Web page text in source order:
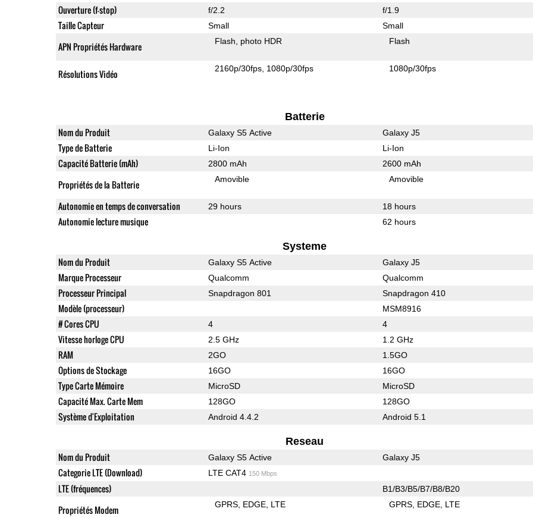
Ouverture (f-stop) f/2.2 f/1.9
Taille Capteur Small Small
APN Propriétés Hardware Flash photo HDR Flash
Résolutions Vidéo 2160p/30fps 1080p/30fps 1080p/30fps
Batterie
Nom du Produit Galaxy S5 Active Galaxy J5
Type de Batterie Li-Ion Li-Ion
Capacité Batterie (mAh) 2800 mAh 2600 mAh
Propriétés de la Batterie Amovible Amovible
Autonomie en temps de conversation 29 hours 18 hours
Autonomie lecture musique 62 hours
Systeme
Nom du Produit Galaxy S5 Active Galaxy J5
Marque Processeur Qualcomm Qualcomm
Processeur Principal Snapdragon 801 Snapdragon 410
Modèle (processeur) MSM8916
# Cores CPU 4 4
Vitesse horloge CPU 2.5 GHz 1.2 GHz
RAM 2GO 1.5GO
Options de Stockage 16GO 16GO
Type Carte Mémoire MicroSD MicroSD
Capacité Max. Carte Mem 128GO 128GO
Système d'Exploitation Android 4.4.2 Android 5.1
Reseau
Nom du Produit Galaxy S5 Active Galaxy J5
Categorie LTE (Download) LTE CAT4 150 Mbps
LTE (fréquences) B1/B3/B5/B7/B8/B20
Propriétés Modem GPRS EDGE LTE GPRS EDGE LTE